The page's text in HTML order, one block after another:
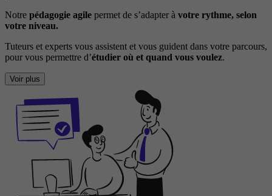
Notre pédagogie agile permet de s’adapter à votre rythme, selon
votre niveau.
Tuteurs et experts vous assistent et vous guident dans votre parcours,
pour vous permettre d’étudier où et quand vous voulez.
Voir plus